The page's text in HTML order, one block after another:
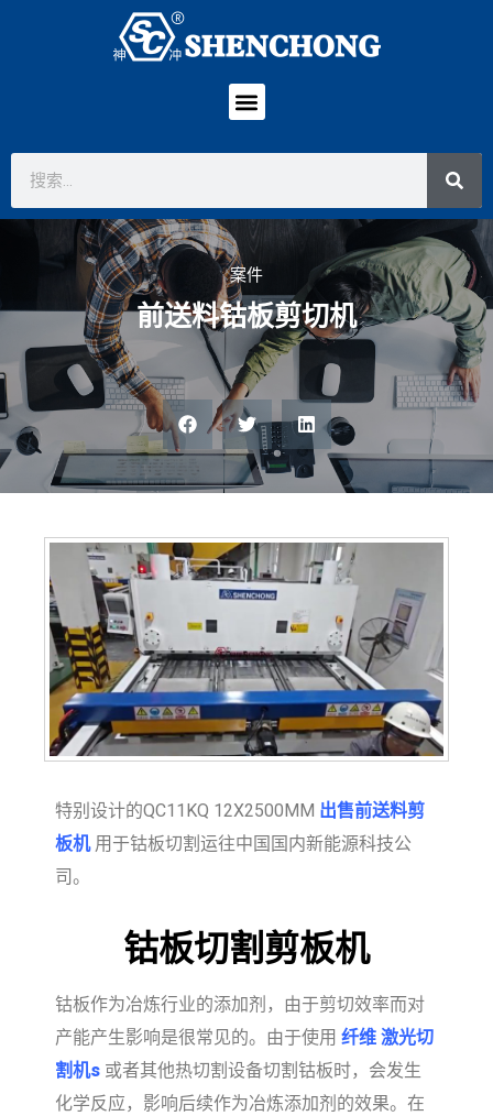
案件
前送料钴板剪切机
特别设计的QC11KQ 12X2500MM 出售前送料剪
板机用于钴板切割运往中国国内新能源科技公
司。
钴板切割剪板机
钴板作为冶炼行业的添加剂，由于剪切效率而对
产能产生影响是很常见的。由于使用 纤维 激光切
割机s 或者其他热切割设备切割钴板时，会发生
化学反应，影响后续作为冶炼添加剂的效果。在